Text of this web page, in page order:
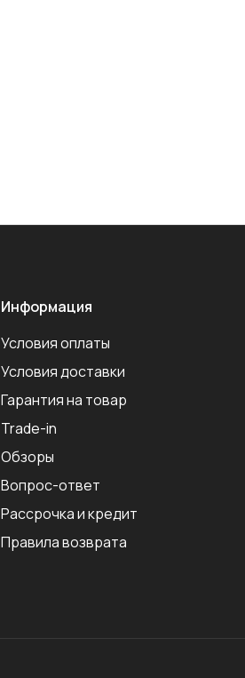
Информация
Условия оплаты
Условия доставки
Гарантия на товар
Trade-in
Обзоры
Вопрос-ответ
Рассрочка и кредит
Правила возврата